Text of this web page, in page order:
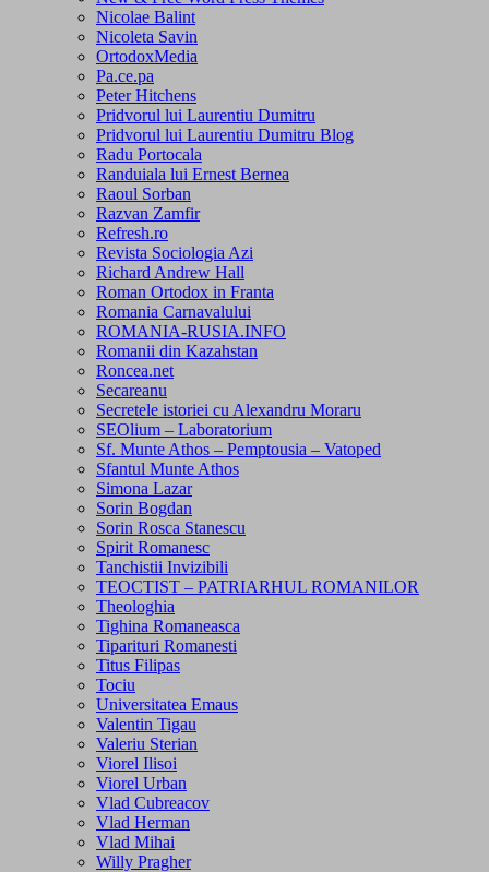
Nicolae Balint
Nicoleta Savin
OrtodoxMedia
Pa.ce.pa
Peter Hitchens
Pridvorul lui Laurentiu Dumitru
Pridvorul lui Laurentiu Dumitru Blog
Radu Portocala
Randuiala lui Ernest Bernea
Raoul Sorban
Razvan Zamfir
Refresh.ro
Revista Sociologia Azi
Richard Andrew Hall
Roman Ortodox in Franta
Romania Carnavalului
ROMANIA-RUSIA.INFO
Romanii din Kazahstan
Roncea.net
Secareanu
Secretele istoriei cu Alexandru Moraru
SEOlium – Laboratorium
Sf. Munte Athos – Pemptousia – Vatoped
Sfantul Munte Athos
Simona Lazar
Sorin Bogdan
Sorin Rosca Stanescu
Spirit Romanesc
Tanchistii Invizibili
TEOCTIST – PATRIARHUL ROMANILOR
Theologhia
Tighina Romaneasca
Tiparituri Romanesti
Titus Filipas
Tociu
Universitatea Emaus
Valentin Tigau
Valeriu Sterian
Viorel Ilisoi
Viorel Urban
Vlad Cubreacov
Vlad Herman
Vlad Mihai
Willy Pragher